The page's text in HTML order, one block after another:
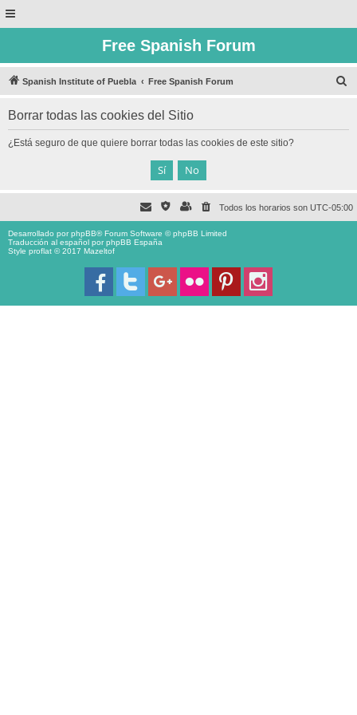
Free Spanish Forum
Spanish Institute of Puebla Free Spanish Forum
Borrar todas las cookies del Sitio
¿Está seguro de que quiere borrar todas las cookies de este sitio?
Todos los horarios son UTC-05:00
Desarrollado porphpBB® Forum Software © phpBB Limited
Traducción al español porphpBB España
Style proflat © 2017 Mazeltof